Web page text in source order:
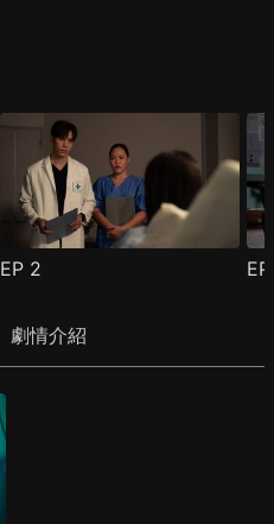
EP 2
劇情介紹